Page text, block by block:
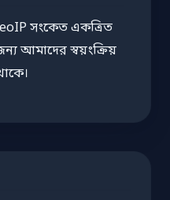
সংকেত একত্রিত
আমাদের স্বয়ংক্রিয়